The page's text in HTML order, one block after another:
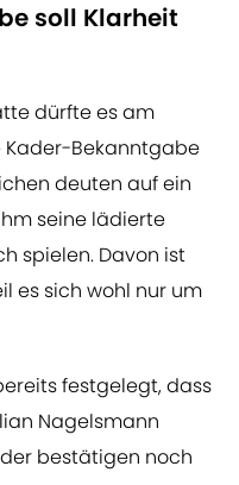
soll Klarheit
dürfte es am
Kader-Bekanntgabe
deuten auf ein
seine lädierte
spielen. Davon ist
es sich wohl nur um
festgelegt, dass
Nagelsmann
bestätigen noch